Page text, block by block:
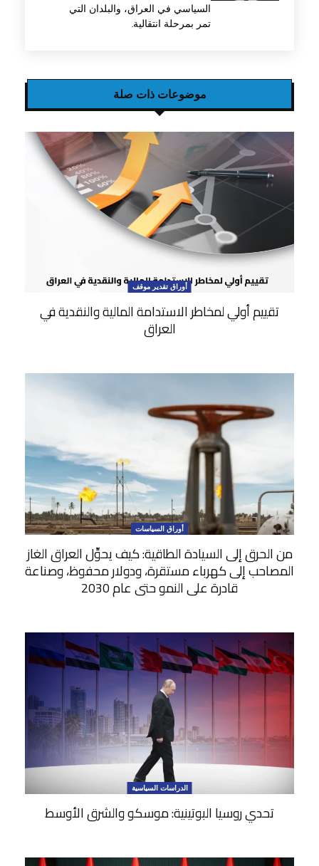
السياسي في العراق، والبلدان التي
تمر بمرحلة انتقالية.
موضوعات ذات صلة
أوراق تقدير موقف
تقييم أولي لمخاطر الاستدامة المالية والنقدية في
العراق
أوراق السياسات
من الحرق إلى السيادة الطاقية: كيف يحوِّل العراق الغاز
المصاحب إلى كهرباء مستقرة، ودولار محفوظ، وصناعة
قادرة على النمو حتى عام 2030
الدراسات السياسية
تحدي روسيا البوتينية: موسكو والشرق الأوسط